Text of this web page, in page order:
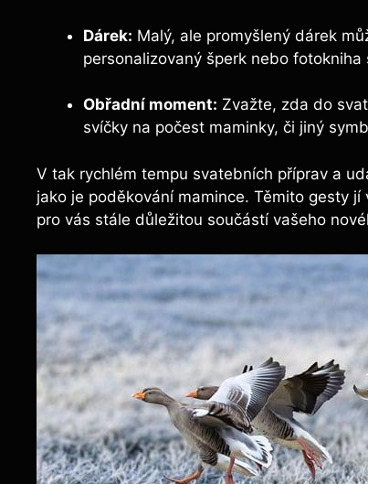
Dárek: Malý, ale promyšlený dárek
personalizovaný šperk nebo fotokniha
Obřadní moment: Zvažte, zda do
svíčky na počest maminky, či jiný
V tak rychlém tempu svatebních příprav a
jako je poděkování mamince. Těmito gesty
pro vás stále důležitou součástí vašeho